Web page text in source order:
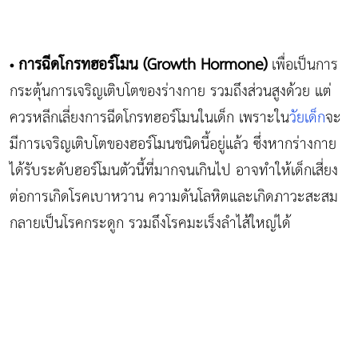
•การฉีดโกรทฮอร์โมน (Growth Hormone)เพื่อเป็นการ
กระตุ้นการเจริญเติบโตของร่างกาย รวมถึงส่วนสูงด้วย แต่
ควรหลีกเลี่ยงการฉีดโกรทฮอร์โมนในเด็ก เพราะในวัยเด็กจะ
มีการเจริญเติบโตของฮอร์โมนชนิดนี้อยู่แล้ว ซึ่งหากร่างกาย
ได้รับระดับฮอร์โมนตัวนี้ที่มากจนเกินไป อาจทำให้เด็กเสี่ยง
ต่อการเกิดโรคเบาหวาน ความดันโลหิตและเกิดภาวะสะสม
กลายเป็นโรคกระดูก รวมถึงโรคมะเร็งลำไส้ใหญ่ได้